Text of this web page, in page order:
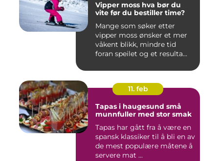
Vipper moss hva bør du
vite før du bestiller time?
Mange som søker etter
vipper moss ønsker et mer
våkent blikk, mindre tid
foran speilet og et resulta...
11. feb
Tapas i haugesund små
munnfuller med stor smak
Tapas har gått fra å være en
spansk klassiker til å bli en av
de mest populære måtene å
servere mat ...